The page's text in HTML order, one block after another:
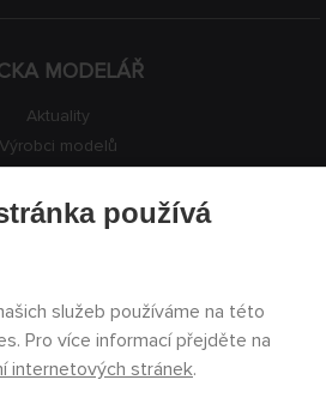
MODELÁŘ
Aktuality
Výrobci modelů
Kontakty
používá
služeb používáme na této
Pro více informací přejděte na
internetových stránek.